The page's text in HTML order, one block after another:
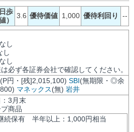
歩
）
3.6 優待価値 1,000 優待利回り --
なし
し
なし
必ず各証券会社で確認してください。
(P円・[残]2,015,100) SBI(無期限・◎余
マネックス(無) 岩井
3月末
商品
続保有 半年以上：1,000円相当